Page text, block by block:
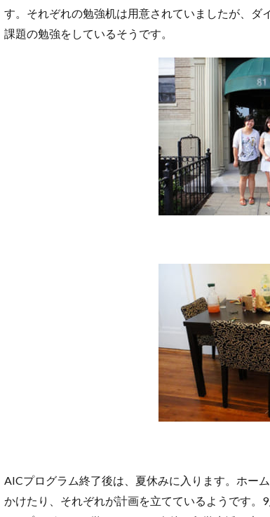
す。それぞれの勉強机は用意されていましたが、
課題の勉強をしているそうです。
AICプログラム終了後は、夏休みに入ります。ホー
かけたり、それぞれが計画を立てているようです。